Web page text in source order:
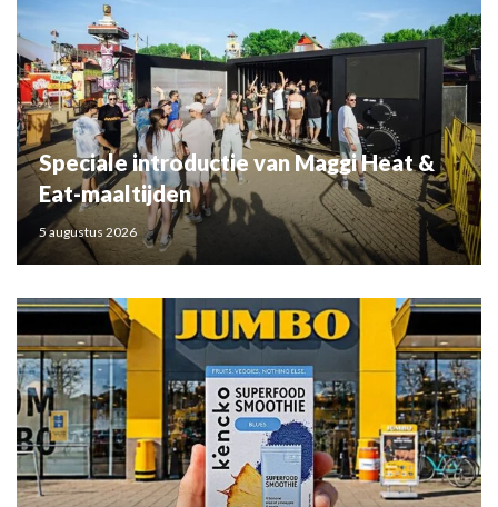
Speciale introductie van Maggi Heat &
Eat-maaltijden
5 augustus 2026